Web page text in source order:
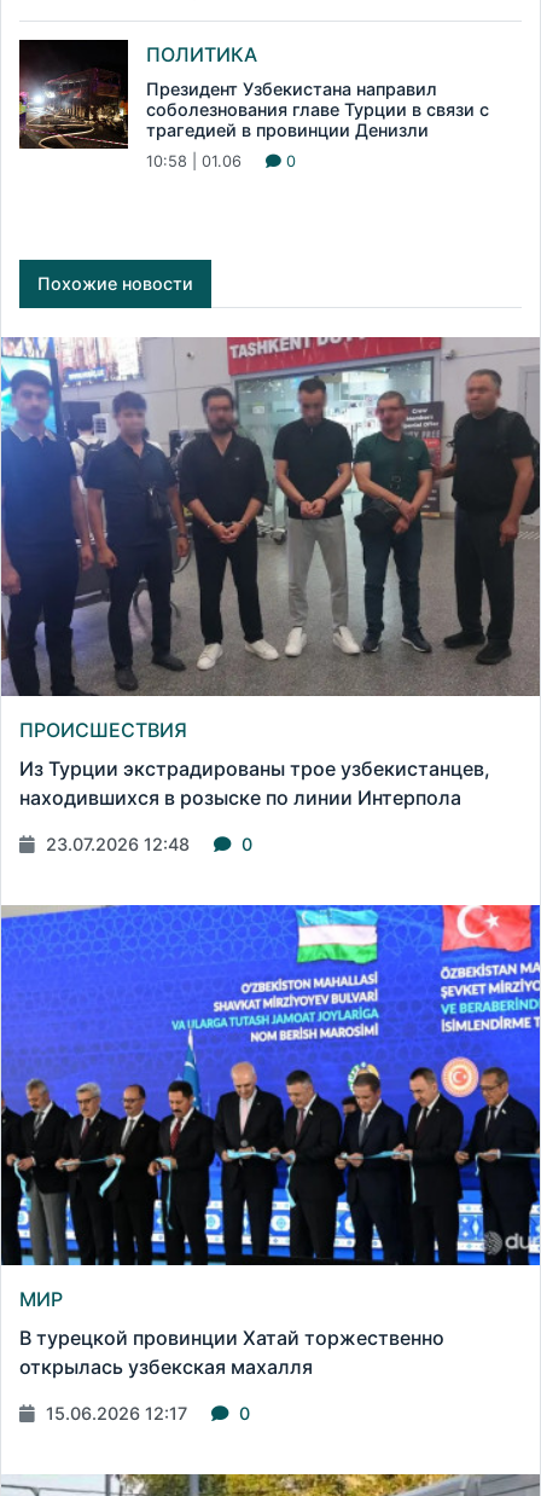
ПОЛИТИКА
Президент Узбекистана направил
соболезнования главе Турции в связи с
трагедией в провинции Денизли
10:58 | 01.06 0
Похожие новости
ПРОИСШЕСТВИЯ
Из Турции экстрадированы трое узбекистанцев,
находившихся в розыске по линии Интерпола
23.07.2026 12:48 0
МИР
В турецкой провинции Хатай торжественно
открылась узбекская махалля
15.06.2026 12:17 0